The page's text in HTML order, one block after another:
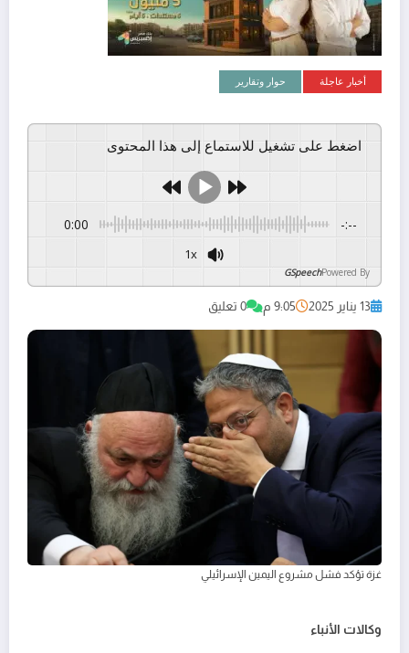
أخبار عاجلة حوار وتقارير
اضغط على تشغيل للاستماع إلى هذا المحتوى
0:00 -:--
1x
Powered By
GSpeech
13 يناير 2025 9:05 م 0 تعليق
غزة تؤكد فشل مشروع اليمين الإسرائيلي
وكالات الأنباء